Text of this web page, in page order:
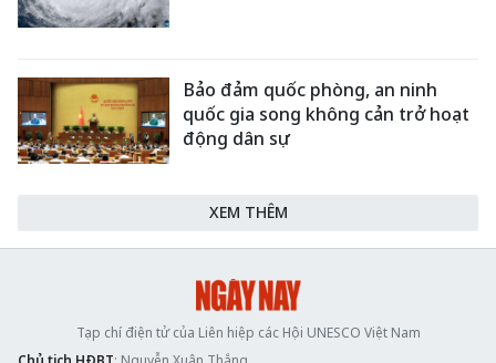
Bảo đảm quốc phòng, an ninh
quốc gia song không cản trở hoạt
động dân sự
XEM THÊM
Tạp chí điện tử của Liên hiệp các Hội UNESCO Việt Nam